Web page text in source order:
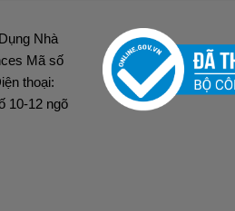
Nhà
Mã số
thoại:
10-12 ngõ